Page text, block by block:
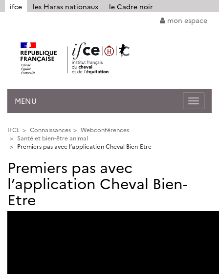
ifce les Haras nationaux
le Cadre noir
mon espace
Ouvrir
la
MENU
IFCE Connaissances
Webconférences
Santé et bien-être animal
Premiers pas avec l’application Cheval Bien-Etre
Premiers pas avec
l’application Cheval Bien-
Etre
Panneau de gestion des cookies